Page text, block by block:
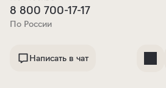
8 800 700-17-17
По России
Написать в чат